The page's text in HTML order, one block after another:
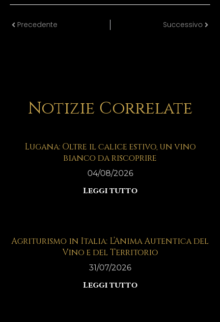
Precedente Successivo
Notizie Correlate
Lugana: Oltre il calice estivo, un vino
bianco da riscoprire
04/08/2026
Leggi tutto
Agriturismo in Italia: L’Anima Autentica del
Vino e del Territorio
31/07/2026
Leggi tutto